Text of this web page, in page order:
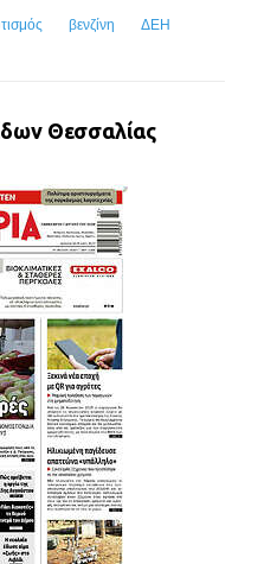
βενζίνη ΔΕΗ
Θεσσαλίας